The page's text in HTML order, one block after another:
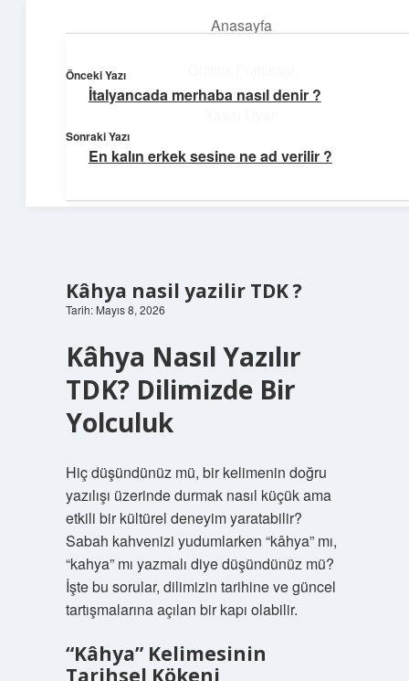
Anasayfa
Hakkımızda
Süper Bilgi Durağı
Kâhya nasil yazilir TDK ?
Tarih: Mayıs 8, 2026
Kâhya Nasıl Yazılır
TDK? Dilimizde Bir
Yolculuk
Hiç düşündünüz mü, bir kelimenin doğru
yazılışı üzerinde durmak nasıl küçük ama
etkili bir kültürel deneyim yaratabilir?
Sabah kahvenizi yudumlarken “kâhya” mı,
“kahya” mı yazmalı diye düşündünüz mü?
İşte bu sorular, dilimizin tarihine ve güncel
tartışmalarına açılan bir kapı olabilir.
“Kâhya” Kelimesinin
Tarihsel Kökeni
Önceki Yazı
İtalyancada merhaba nasıl denir ?
Sonraki Yazı
En kalın erkek sesine ne ad verilir ?